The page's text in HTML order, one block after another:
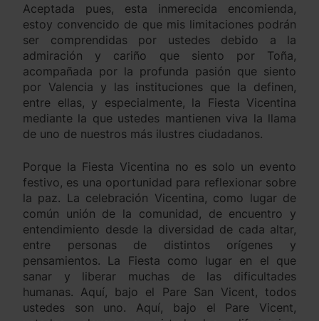
Aceptada pues, esta inmerecida encomienda,
estoy convencido de que mis limitaciones podrán
ser comprendidas por ustedes debido a la
admiración y cariño que siento por Toña,
acompañada por la profunda pasión que siento
por Valencia y las instituciones que la definen,
entre ellas, y especialmente, la Fiesta Vicentina
mediante la que ustedes mantienen viva la llama
de uno de nuestros más ilustres ciudadanos.
Porque la Fiesta Vicentina no es solo un evento
festivo, es una oportunidad para reflexionar sobre
la paz. La celebración Vicentina, como lugar de
común unión de la comunidad, de encuentro y
entendimiento desde la diversidad de cada altar,
entre personas de distintos orígenes y
pensamientos. La Fiesta como lugar en el que
sanar y liberar muchas de las dificultades
humanas. Aquí, bajo el Pare San Vicent, todos
ustedes son uno. Aquí, bajo el Pare Vicent,